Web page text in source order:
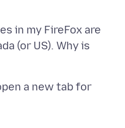
in my FireFox are
(or US). Why is
a new tab for